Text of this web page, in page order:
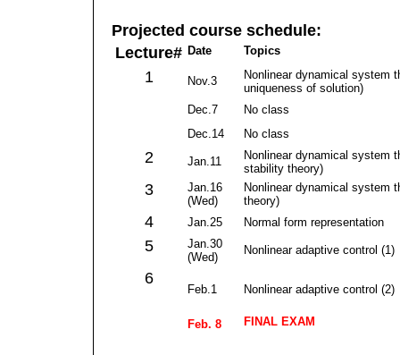
Projected course schedule:
Lecture# Date Topics
1 Nov.3
Nonlinear dynamical system
uniqueness of solution)
Dec.7
No class
Dec.14
No class
2 Jan.11
Nonlinear dynamical system
stability theory)
3
Jan.16
(Wed)
Nonlinear dynamical system
theory)
4 Jan.25 Normal form representation
5
Jan.30
(Wed)
Nonlinear adaptive control (1)
6
Feb.1 Nonlinear adaptive control (2)
Feb. 8 FINAL EXAM